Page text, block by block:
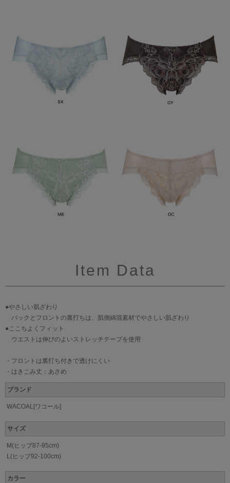
Item Data
●やさしい肌ざわり
バックとフロントの裏打ちは、肌側綿混素材でやさしい肌ざわり
●ここちよくフィット
ウエストは伸びのよいストレッチテープを使用
・フロントは裏打ち付きで透けにくい
・はきこみ丈：あさめ
ブランド
WACOAL[ワコール]
サイズ
M(ヒップ87-95cm)
L(ヒップ92-100cm)
カラー